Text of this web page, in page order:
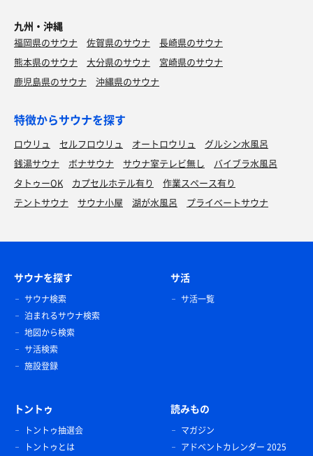
九州・沖縄
福岡県のサウナ 佐賀県のサウナ
長崎県のサウナ
熊本県のサウナ
大分県のサウナ
宮崎県のサウナ
鹿児島県のサウナ
沖縄県のサウナ
特徴からサウナを探す
ロウリュ セルフロウリュ オートロウリュ
グルシン水風呂
銭湯サウナ
ボナサウナ サウナ室テレビ無し
バイブラ水風呂
タトゥーOK
カプセルホテル有り
作業スペース有り
テントサウナ
サウナ小屋 湖が水風呂 プライベートサウナ
サウナを探す
サウナ検索
泊まれるサウナ検索
地図から検索
サ活検索
施設登録
サ活
サ活一覧
トントゥ
トントゥ抽選会
トントゥとは
読みもの
マガジン
アドベントカレンダー 2025